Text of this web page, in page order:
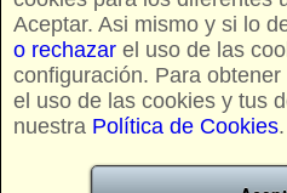
CREDIT CARDS
Aceptar. Asi mismo y si lo
o rechazar el uso de las
configuración. Para
el uso de las cookies y tus
nuestra Política de Cookies.